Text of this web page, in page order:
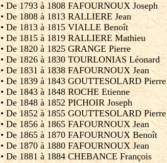
• De 1793 à 1808 FAFOURNOUX Joseph
• De 1808 à 1813 RALLIERE Jean
• De 1813 à 1815 VIALLE Benoît
• De 1815 à 1819 RALLIERE Mathieu
• De 1820 à 1825 GRANGE Pierre
• De 1826 à 1830 TOURLONIAS Léonard
• De 1831 à 1838 FAFOURNOUX Jean
• De 1839 à 1843 GOUTTESOLARD Pierre
• De 1843 à 1848 ROCHE Etienne
• De 1848 à 1852 PICHOIR Joseph
• De 1852 à 1855 GOUTTESOLARD Pierre
• De 1856 à 1865 FAFOURNOUX Jean
• De 1865 à 1870 FAFOURNOUX Benoît
• De 1870 à 1880 FAFOURNOUX Jean
• De 1881 à 1884 CHEBANCE François